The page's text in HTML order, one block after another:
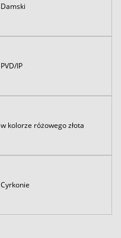
Damski
PVD/IP
w kolorze różowego złota
Cyrkonie